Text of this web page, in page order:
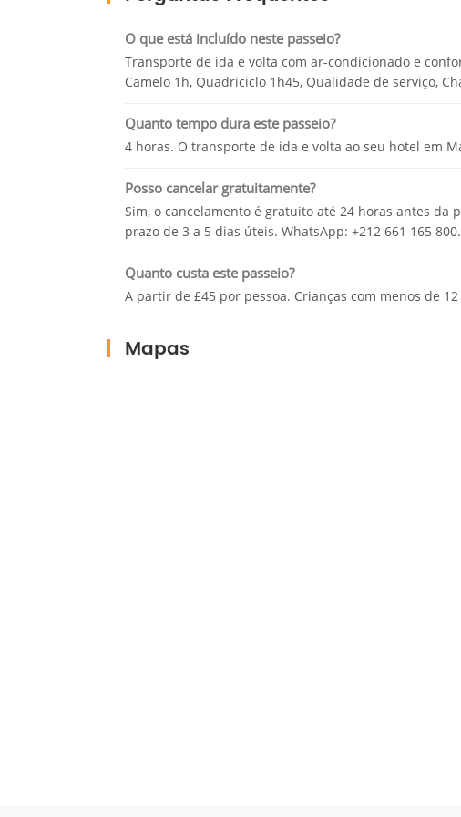
profissional local e também tire algumas fotos bonitas
o guia levará você a uma das opções fascinantes
Termine com um momento lindamente criado, o guia
acampamento para descansar um pouco antes de
momento inesquecível deixado para trás.
O que está incluído neste passeio?
Transporte de ida e volta com ar-condicionado e
Camelo 1h, Quadriciclo 1h45, Qualidade de serviço,
Quanto tempo dura este passeio?
4 horas. O transporte de ida e volta ao seu hotel em
Posso cancelar gratuitamente?
Sim, o cancelamento é gratuito até 24 horas antes
prazo de 3 a 5 dias úteis. WhatsApp: +212 661 165 800.
Quanto custa este passeio?
A partir de £45 por pessoa. Crianças com menos de
Mapas